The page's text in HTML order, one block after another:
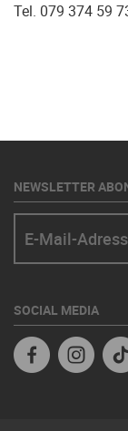
Tel. 079 374 59
NEWSLETTER
SOCIAL MEDIA
Facebook